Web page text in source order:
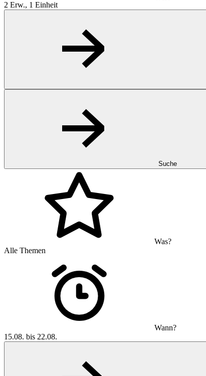
2 Erw., 1 Einheit
Suche
Was?
Alle Themen
Wann?
15.08. bis 22.08.